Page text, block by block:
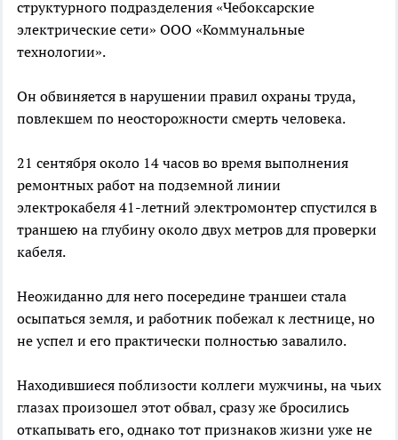
структурного подразделения «Чебоксарские
электрические сети» ООО «Коммунальные
технологии».
Он обвиняется в нарушении правил охраны труда,
повлекшем по неосторожности смерть человека.
21 сентября около 14 часов во время выполнения
ремонтных работ на подземной линии
электрокабеля 41-летний электромонтер спустился в
траншею на глубину около двух метров для проверки
кабеля.
Неожиданно для него посередине траншеи стала
осыпаться земля, и работник побежал к лестнице, но
не успел и его практически полностью завалило.
Находившиеся поблизости коллеги мужчины, на чьих
глазах произошел этот обвал, сразу же бросились
откапывать его, однако тот признаков жизни уже не